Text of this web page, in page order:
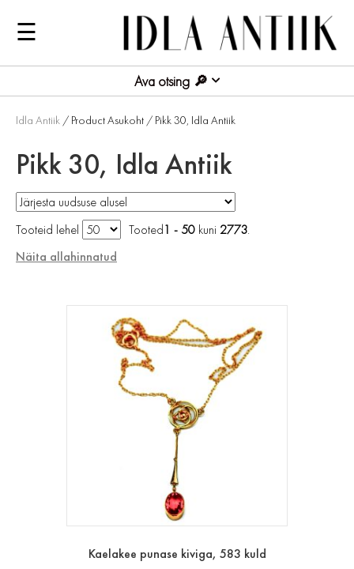
☰
Ava otsing
Idla Antiik / Product Asukoht / Pikk 30, Idla Antiik
Pikk 30, Idla Antiik
Tooteid lehel Tooted1 - 50 kuni 2773.
Näita allahinnatud
Kaelakee punase kiviga, 583 kuld